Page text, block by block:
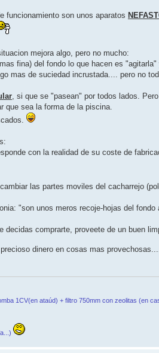
funcionamiento son unos aparatos
mejora algo, pero no mucho:
fina) del fondo lo que hacen es
mas de suciedad incrustada.... pero no
, si que se "pasean" por todos lados.
que sea la forma de la piscina.
con la realidad de su coste de
las partes moviles del cacharrejo
"son unos meros recoje-hojas del
decidas comprarte, proveete de un buen
dinero en cosas mas
1CV(en ataúd) + filtro 750mm con zeolitas (en